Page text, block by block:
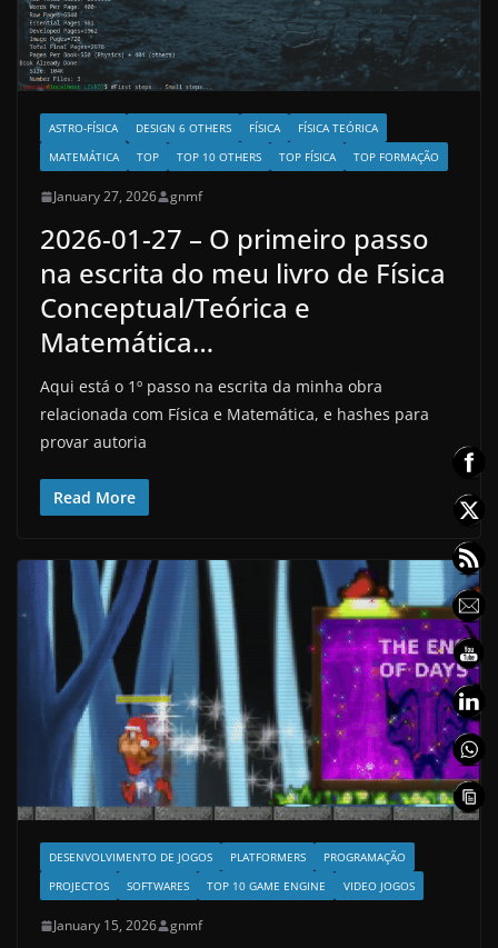
ASTRO-FÍSICA DESIGN 6 OTHERS FÍSICA
FÍSICA TEÓRICA
MATEMÁTICA
TOP TOP 10 OTHERS TOP FÍSICA TOP FORMAÇÃO
January 27, 2026 gnmf
2026-01-27 – O primeiro passo
na escrita do meu livro de Física
Conceptual/Teórica e
Matemática…
Aqui está o 1º passo na escrita da minha obra
relacionada com Física e Matemática, e hashes para
provar autoria
Read More
DESENVOLVIMENTO DE JOGOS PLATFORMERS
PROGRAMAÇÃO
PROJECTOS
SOFTWARES TOP 10 GAME ENGINE VIDEO JOGOS
January 15, 2026 gnmf